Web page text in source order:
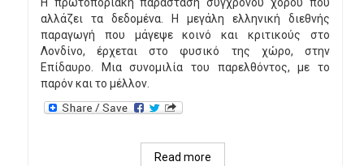
αλλάζει τα δεδομένα. Η μεγάλη ελληνική διεθνής
παραγωγή που μάγεψε κοινό και κριτικούς στο
Λονδίνο, έρχεται στο φυσικό της χώρο, στην
Επίδαυρο. Μια συνομιλία του παρελθόντος, με το
παρόν και το μέλλον.
Read more